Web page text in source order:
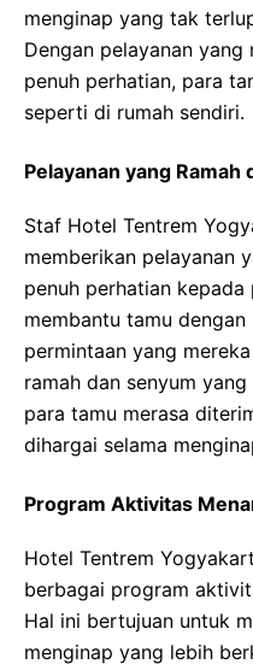
menginap yang tak
Dengan pelayanan
penuh perhatian, para
seperti di rumah sendiri.
Pelayanan yang Ramah
Staf Hotel Tentrem
memberikan pelayanan
penuh perhatian
membantu tamu
permintaan yang
ramah dan senyum
para tamu merasa
dihargai selama
Program Aktivitas
Hotel Tentrem
berbagai program
Hal ini bertujuan untuk
menginap yang lebih